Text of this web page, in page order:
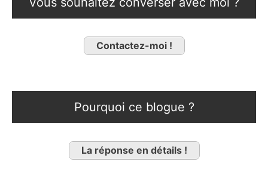
Contactez-moi !
Pourquoi ce blogue ?
La réponse en détails !